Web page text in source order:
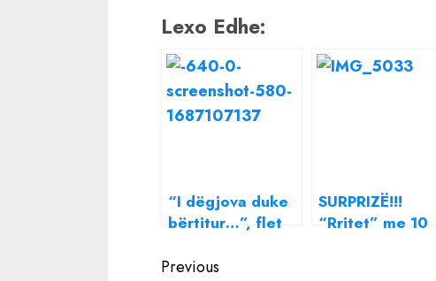
Lexo Edhe:
“I dëgjova duke
bërtitur…”, flet
aksidentit tragjik
SURPRIZË!!!
“Rritet” me 10
Continue
Previous